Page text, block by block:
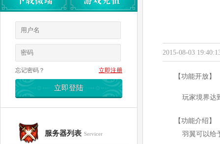
忘记密码？ 立即注册
服务器列表 Servicer
2015-08-03
【功能开放】
玩家境界达
【功能介绍】
羽翼可以给